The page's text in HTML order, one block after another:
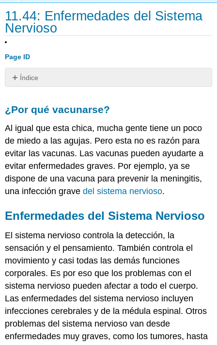
11.44: Enfermedades del Sistema
Nervioso
Page ID
Índice
vacunarse?
del
Sistema
Nervioso
Infecciones
del
nervioso
Encefalitis
Síndrome
de
Reye
Otras
Enfermedades
del
Sistema
Nervioso
Resumen
Explora
¿Por qué vacunarse?
Al igual que esta chica, mucha gente tiene un poco
de miedo a las agujas. Pero esta no es razón para
evitar las vacunas. Las vacunas pueden ayudarte a
evitar enfermedades graves. Por ejemplo, ya se
dispone de una vacuna para prevenir la meningitis,
una infección gravedel sistema nervioso.
Enfermedades delSistema Nervioso
El sistema nervioso controla la detección, la
sensación y el pensamiento. También controla el
movimiento y casi todas las demás funciones
corporales. Es por eso que los problemas con el
sistema nervioso pueden afectar a todo el cuerpo.
Las enfermedades del sistema nervioso incluyen
infecciones cerebrales y de la médula espinal. Otros
problemas del sistema nervioso van desde
enfermedades muy graves, como los tumores, hasta